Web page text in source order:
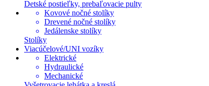
Detské postieľky, prebaľovacie pulty
Kovové nočné stolíky
Drevené nočné stolíky
Jedálenske stolíky
Stolíky
Viacúčelové/UNI vozíky
Elektrické
Hydraulické
Mechanické